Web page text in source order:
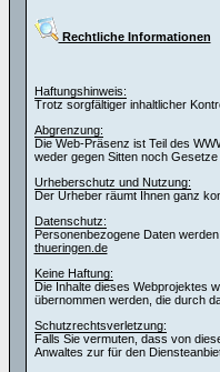
Rechtliche Informationen
Haftungshinweis:
Trotz sorgfältiger inhaltlicher
Abgrenzung:
Die Web-Präsenz ist Teil des
weder gegen Sitten noch
Urheberschutz und Nutzung:
Der Urheber räumt Ihnen ganz
Datenschutz:
Personenbezogene Daten
thueringen.de
Keine Haftung:
Die Inhalte dieses Webprojektes
übernommen werden, die durch
Schutzrechtsverletzung:
Falls Sie vermuten, dass von
Anwaltes zur für den